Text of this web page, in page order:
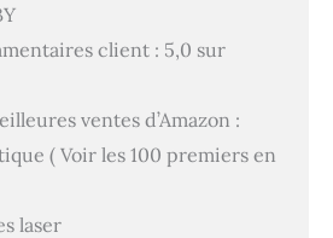
client : 5,0 sur
ventes d’Amazon :
( Voir les 100 premiers en
laser